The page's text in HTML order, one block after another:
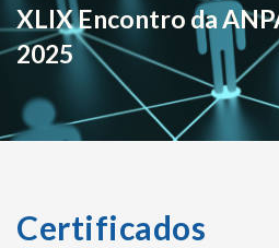
XLIX Encontro da
2025
Certificados